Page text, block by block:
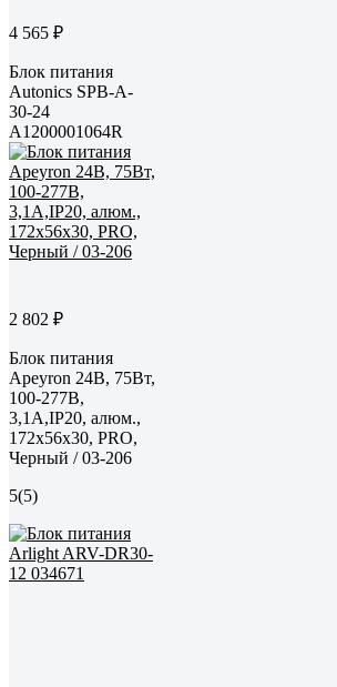
4 565 ₽
Блок питания
Autonics SPB-A-
30-24
A1200001064R
2 802 ₽
Блок питания
Apeyron 24В, 75Вт,
100-277В,
3,1А,IP20, алюм.,
172х56х30, PRO,
Черный / 03-206
5(5)